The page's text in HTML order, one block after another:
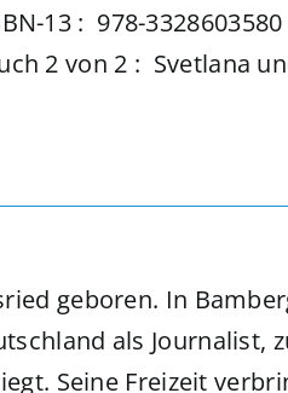
ISBN-13 ‏: ‎ 978-3328603580
Buch 2 von 2 ‏:
geboren. In
als
Seine Freizeit